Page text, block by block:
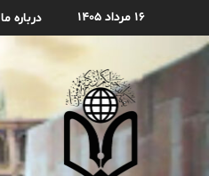
۱۶ مرداد ۱۴۰۵ درباره ما